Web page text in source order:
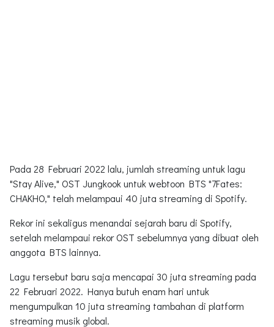
Pada 28 Februari 2022 lalu, jumlah streaming untuk lagu
"Stay Alive," OST Jungkook untuk webtoon BTS "7Fates:
CHAKHO," telah melampaui 40 juta streaming di Spotify.
Rekor ini sekaligus menandai sejarah baru di Spotify,
setelah melampaui rekor OST sebelumnya yang dibuat oleh
anggota BTS lainnya.
Lagu tersebut baru saja mencapai 30 juta streaming pada
22 Februari 2022. Hanya butuh enam hari untuk
mengumpulkan 10 juta streaming tambahan di platform
streaming musik global.